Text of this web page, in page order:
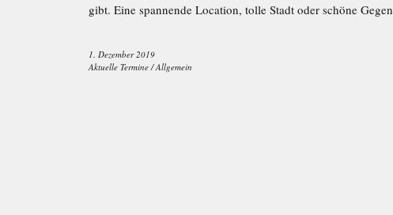
gibt. Eine spannende Location, tolle Stadt oder schöne
1. Dezember 2019
Aktuelle Termine/Allgemein